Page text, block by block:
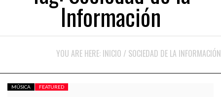
Información
YOU ARE HERE: INICIO / SOCIEDAD DE LA INFORMACIÓN
MÚSICA FEATURED